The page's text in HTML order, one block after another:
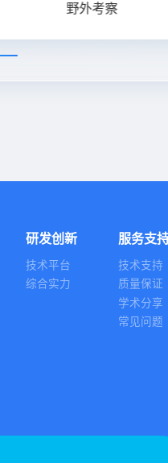
野外考察
研发创新
技术平台
综合实力
服务支
技术支持
质量保证
学术分享
常见问题